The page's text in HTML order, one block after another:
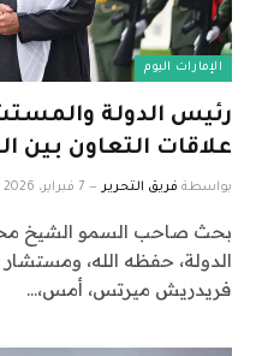
الإمارات اليوم
رئيس الدولة
علاقات التعاون بين
بواسطة فريق التحرير 7 فبراير، 2026
بحث صاحب السمو الشيخ
الدولة، حفظه الله، ومستشار
فريدريش ميرتس، أمس،…